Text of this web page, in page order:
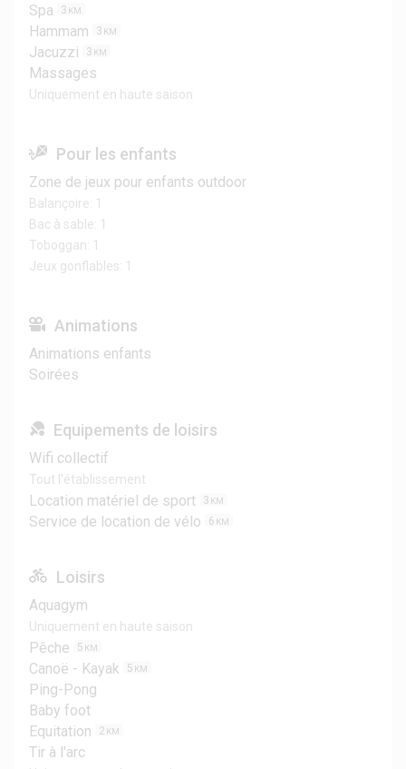
Spa 3 KM
Hammam 3 KM
Jacuzzi 3 KM
Massages
Uniquement en haute saison
Pour les enfants
Zone de jeux pour enfants outdoor
Balançoire: 1
Bac à sable: 1
Toboggan: 1
Jeux gonflables: 1
Animations
Animations enfants
Soirées
Equipements de loisirs
Wifi collectif
Tout l'établissement
Location matériel de sport 3 KM
Service de location de vélo 6 KM
Loisirs
Aquagym
Uniquement en haute saison
Pêche 5 KM
Canoë - Kayak 5 KM
Ping-Pong
Baby foot
Equitation
2 KM
Tir à l'arc